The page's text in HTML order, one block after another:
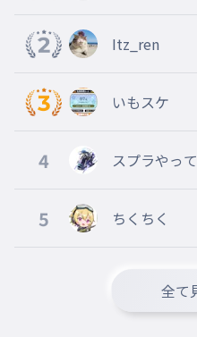
Itz_ren
いもスケ
4
スプラやっ
5 ちくちく
全て